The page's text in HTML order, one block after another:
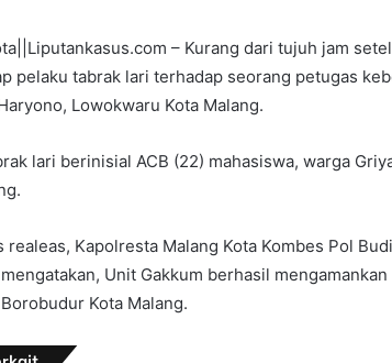
m
a
– Kurang dari tujuh jam
pelaku tabrak lari terhadap seorang petugas
Lowokwaru Kota Malang.
lari berinisial ACB (22) mahasiswa, warga
realeas, Kapolresta Malang Kota Kombes Pol
Unit Gakkum berhasil
Kota Malang.